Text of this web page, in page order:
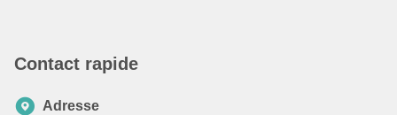
Contact rapide
Adresse